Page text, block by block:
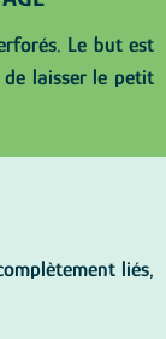
Le but est
laisser le petit
liés,